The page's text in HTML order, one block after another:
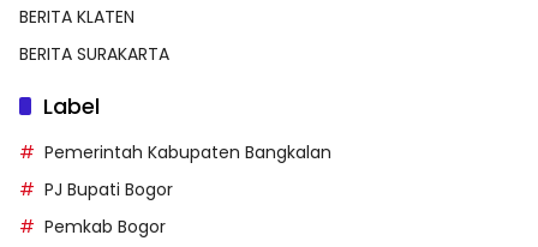
BERITA KLATEN
BERITA SURAKARTA
Label
Pemerintah Kabupaten Bangkalan
PJ Bupati Bogor
Pemkab Bogor